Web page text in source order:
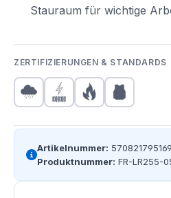
Stauraum für wichtige
ZERTIFIZIERUNGEN & STANDARDS
Artikelnummer:
Produktnummer: FR-LR255-